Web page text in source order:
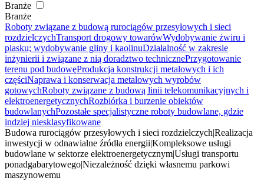
Branże
Branże
Roboty związane z budową rurociągów przesyłowych i sieci
rozdzielczychTransport drogowy towarówWydobywanie żwiru i
piasku; wydobywanie gliny i kaolinuDziałalność w zakresie
inżynierii i związane z nią doradztwo technicznePrzygotowanie
terenu pod budowęProdukcja konstrukcji metalowych i ich
częściNaprawa i konserwacja metalowych wyrobów
gotowychRoboty związane z budową linii telekomunikacyjnych i
elektroenergetycznychRozbiórka i burzenie obiektów
budowlanychPozostałe specjalistyczne roboty budowlane, gdzie
indziej niesklasyfikowane
Budowa rurociągów przesyłowych i sieci rozdzielczychRealizacja
inwestycji w odnawialne źródła energiiKompleksowe usługi
budowlane w sektorze elektroenergetycznymUsługi transportu
ponadgabarytowegoNiezależność dzięki własnemu parkowi
maszynowemu